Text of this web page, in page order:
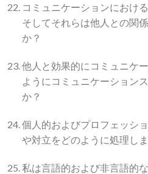
コミュニケーションにおけ
そしてそれらは他人との関
か？
他人と効果的にコミュニケ
ようにコミュニケーション
か？
個人的およびプロフェッシ
や対立をどのように処理し
私は言語的および非言語的